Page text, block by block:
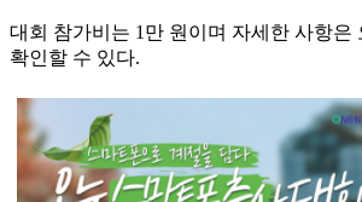
대회 참가비는 1만 원이며 자세한 사항은
확인할 수 있다.